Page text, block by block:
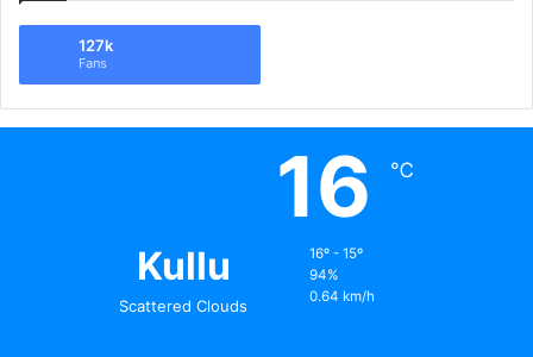
127k
Fans
Kullu
Scattered Clouds
16 ℃
16º - 15º
94%
0.64 km/h